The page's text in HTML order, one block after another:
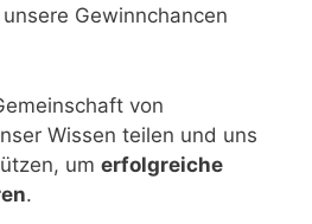
Gewinnchancen
von
Wissen teilen und uns
um erfolgreiche
.